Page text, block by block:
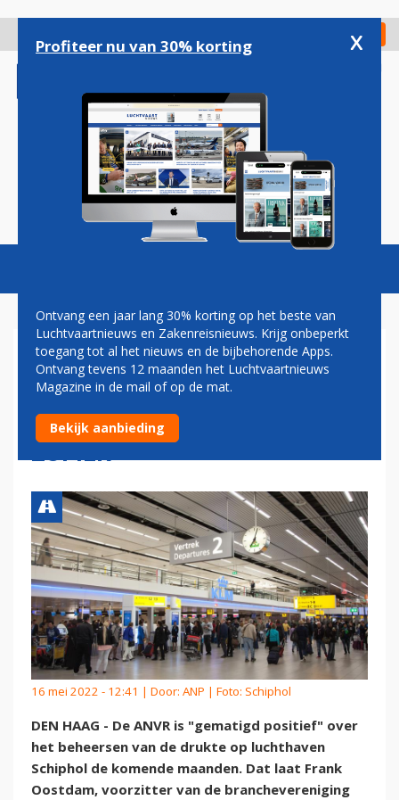
gaan
Check in
Magazine Podcasts Vacatures
ANVR GEMATIGD POSITIEF
OVER BEHEERSEN VAN
DRUKTE OP SCHIPHOL DEZE
ZOMER
16 mei 2022 - 12:41 | Door: ANP | Foto: Schiphol
DEN HAAG - De ANVR is "gematigd positief" over
het beheersen van de drukte op luchthaven
Schiphol de komende maanden. Dat laat Frank
Oostdam, voorzitter van de branchevereniging
Profiteer nu van 30% korting x
Ontvang een jaar lang 30% korting op het beste van
Luchtvaartnieuws en Zakenreisnieuws. Krijg onbeperkt
toegang tot al het nieuws en de bijbehorende Apps.
Ontvang tevens 12 maanden het Luchtvaartnieuws
Magazine in de mail of op de mat.
Bekijk aanbieding